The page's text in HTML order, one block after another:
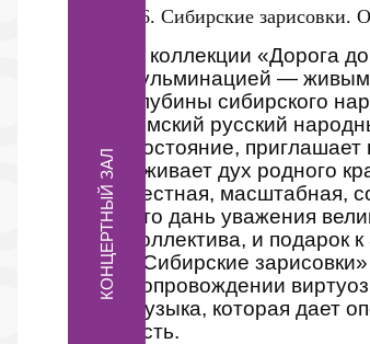
КОНЦЕРТНЫЙ ЗАЛ
16. Сибирские зарисовки.
В коллекции «Дорога
кульминацией —
глубины сибирского
Омский русский
достояние,
оживает дух родного
честная, масштабная,
это дань уважения
коллектива, и
«Сибирские
сопровождении
музыка, которая дает
есть.